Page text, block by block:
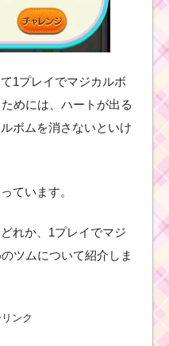
1プレイでマジカルボ
めには、ハートが出る
ボムを消さないといけ
ています。
れか、1プレイでマジ
ツムについて紹介しま
ンク